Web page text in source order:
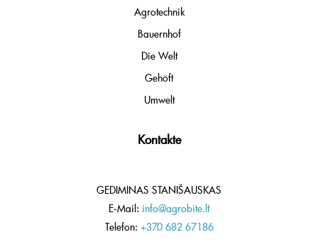
Agrotechnik
Bauernhof
Die Welt
Gehöft
Umwelt
Kontakte
GEDIMINAS STANIŠAUSKAS
E-Mail: info@agrobite.lt
Telefon: +370 682 67186